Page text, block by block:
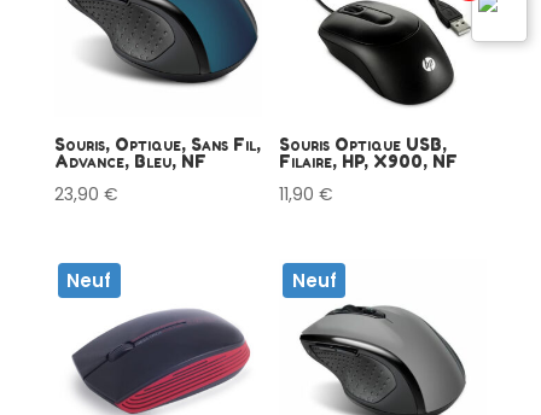
Souris, Optique, Sans Fil,
Advance, Bleu, NF
23,90 €
Souris Optique USB,
Filaire, HP, X900, NF
11,90€
Neuf Neuf